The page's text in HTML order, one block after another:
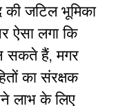
की जटिल भूमिका
ऐसा लगा कि
सकते हैं, मगर
का संरक्षक
लाभ के लिए